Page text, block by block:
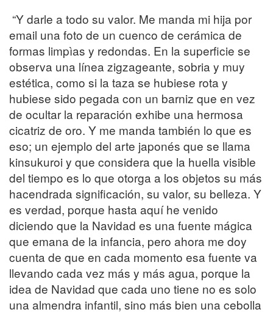
“Y darle a todo su valor. Me manda mi hija por
email una foto de un cuenco de cerámica de
formas limpìas y redondas. En la superficie se
observa una línea zigzageante, sobria y muy
estética, como si la taza se hubiese rota y
hubiese sido pegada con un barniz que en vez
de ocultar la reparación exhibe una hermosa
cicatriz de oro. Y me manda también lo que es
eso; un ejemplo del arte japonés que se llama
kinsukuroi y que considera que la huella visible
del tiempo es lo que otorga a los objetos su más
hacendrada significación, su valor, su belleza. Y
es verdad, porque hasta aquí he venido
diciendo que la Navidad es una fuente mágica
que emana de la infancia, pero ahora me doy
cuenta de que en cada momento esa fuente va
llevando cada vez más y más agua, porque la
idea de Navidad que cada uno tiene no es solo
una almendra infantil, sino más bien una cebolla